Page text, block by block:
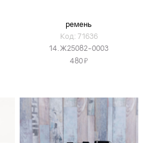
ремень
Код: 71636
14.Ж25082-0003
480Я